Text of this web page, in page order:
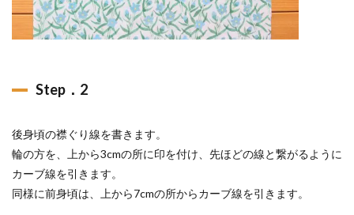
Step．2
後身頃の襟ぐり線を書きます。
輪の方を、上から3cmの所に印を付け、先ほどの線と繋がるように
カーブ線を引きます。
同様に前身頃は、上から7cmの所からカーブ線を引きます。